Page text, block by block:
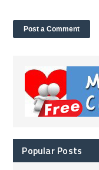
Popular Posts